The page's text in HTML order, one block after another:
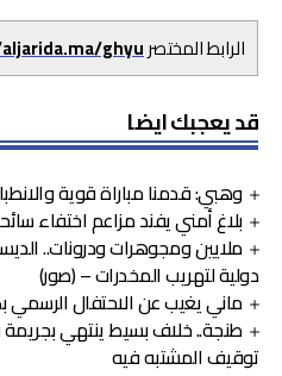
الرابط المختصرghyu
قد يعجبك ايضا
وهبي: قدمنا مباراة قوية
بلاغ أمني يفند مزاعم اختفاء
ملايين ومجوهرات ودرونات..
دولية لتهريب المخدرات – (صور)
ماني يغيب عن الاحتفال الرسمي
طنجة.. خلاف بسيط ينتهي
توقيف المشتبه فيه